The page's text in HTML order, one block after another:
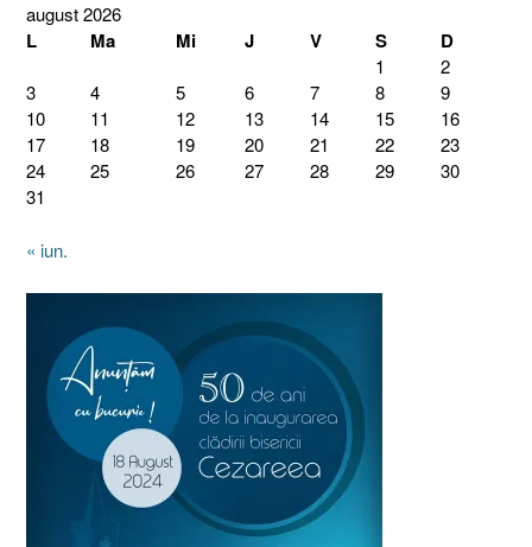
august 2026
L Ma Mi J V S D
1
2
3
4 5 6 7 8
9
10
11 12 13 14 15
16
17
18 19 20 21 22
23
24
25 26 27 28 29
30
31
« iun.